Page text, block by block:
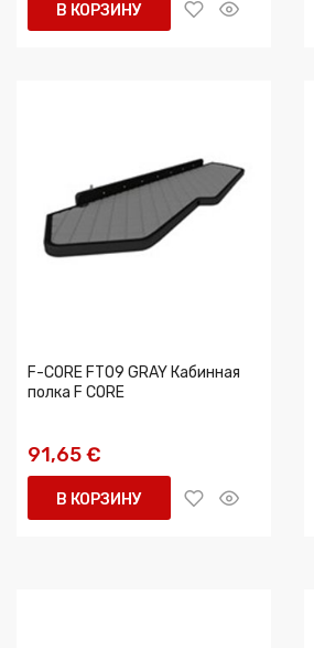
В КОРЗИНУ
F-CORE FT09 GRAY Кабинная
полка F CORE
91,65 €
В КОРЗИНУ